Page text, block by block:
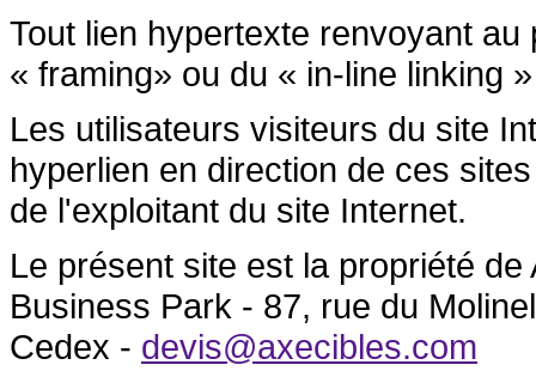
Tout lien hypertexte renvoyant
« framing» ou du « in-line linking
Les utilisateurs visiteurs du site
hyperlien en direction de ces
de l'exploitant du site Internet.
Le présent site est la propriété
Business Park - 87, rue du
Cedex - devis@axecibles.com